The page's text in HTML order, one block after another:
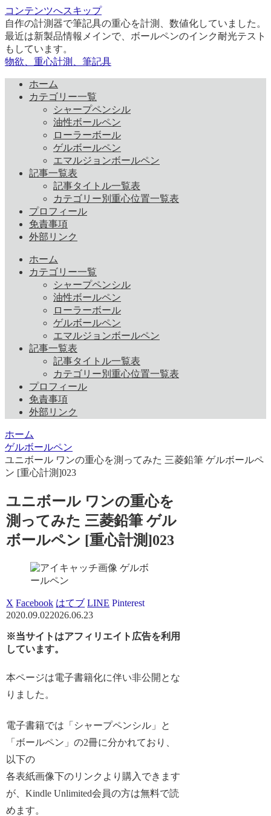
コンテンツへスキップ
自作の計測器で筆記具の重心を計測、数値化していました。
最近は新製品情報メインで、ボールペンのインク耐光テスト
もしています。
物欲、重心計測、筆記具
ホーム
カテゴリー一覧
シャープペンシル
油性ボールペン
ローラーボール
ゲルボールペン
エマルジョンボールペン
記事一覧表
記事タイトル一覧表
カテゴリー別重心位置一覧表
プロフィール
免責事項
外部リンク
ホーム
カテゴリー一覧
シャープペンシル
油性ボールペン
ローラーボール
ゲルボールペン
エマルジョンボールペン
記事一覧表
記事タイトル一覧表
カテゴリー別重心位置一覧表
プロフィール
免責事項
外部リンク
ホーム
ゲルボールペン
ユニボール ワンの重心を測ってみた 三菱鉛筆 ゲルボールペ
ン [重心計測]023
ユニボール ワンの重心を
測ってみた 三菱鉛筆 ゲル
ボールペン [重心計測]023
ゲルボ
ールペン
X Facebook はてブ LINE Pinterest
2020.09.022026.06.23
※当サイトはアフィリエイト広告を利用
しています。
本ページは電子書籍化に伴い非公開とな
りました。
電子書籍では「シャープペンシル」と
「ボールペン」の2冊に分かれており、
以下の
各表紙画像下のリンクより購入できます
が、Kindle Unlimited会員の方は無料で読
めます。